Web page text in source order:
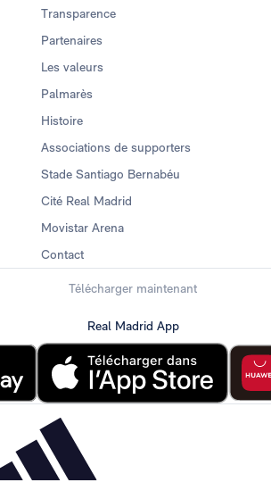
Transparence
Partenaires
Les valeurs
Palmarès
Histoire
Associations de supporters
Stade Santiago Bernabéu
Cité Real Madrid
Movistar Arena
Contact
Télécharger maintenant
Real Madrid App